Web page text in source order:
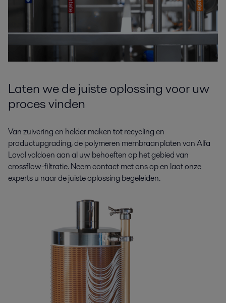
Laten we de juiste oplossing voor uw
proces vinden
Van zuivering en helder maken tot recycling en
productupgrading, de polymeren membraanplaten van Alfa
Laval voldoen aan al uw behoeften op het gebied van
crossflow-filtratie. Neem contact met ons op en laat onze
experts u naar de juiste oplossing begeleiden.